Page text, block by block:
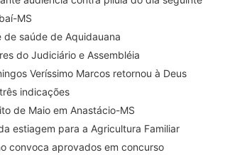
MS
saúde de Aquidauana
reajustes para servidores do Judiciário e Assembléia
Veríssimo Marcos retornou à Deus
indicações
de Maio em Anastácio-MS
estiagem para a Agricultura Familiar
convoca aprovados em concurso